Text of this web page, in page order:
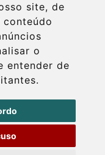
site, de
o
entender de